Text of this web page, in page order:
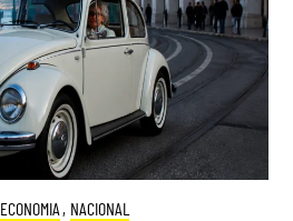
ECONOMIA , NACIONAL